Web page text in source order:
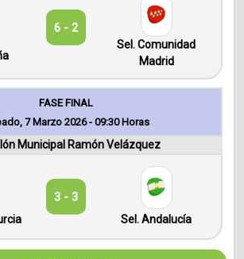
6 - 2
Sel. Comunidad
Madrid
FASE FINAL
7 Marzo 2026 - 09:30 Horas
Municipal Ramón Velázquez
3 - 3
Sel. Andalucía